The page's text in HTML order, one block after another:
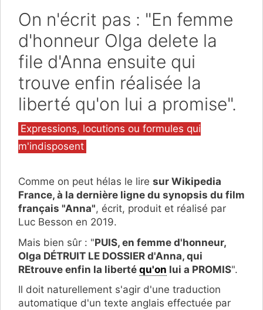
On n'écrit pas : "En femme
d'honneur Olga delete la
file d'Anna ensuite qui
trouve enfin réalisée la
liberté qu'on lui a promise".
Catégories
Expressions, locutions ou formules qui
m'indisposent
Comme on peut hélas le lire sur Wikipedia
France, à la dernière ligne du synopsis du film
français "Anna", écrit, produit et réalisé par
Luc Besson en 2019.
Mais bien sûr : "PUIS, en femme d'honneur,
Olga DÉTRUIT LE DOSSIER d'Anna, qui
REtrouve enfin la liberté qu'on lui a PROMIS".
Il doit naturellement s'agir d'une traduction
automatique d'un texte anglais effectuée par